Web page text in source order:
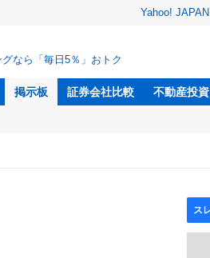
Yahoo! JAPAN
なら「毎日5％」おトク
掲示板 証券会社比較 不動産投資